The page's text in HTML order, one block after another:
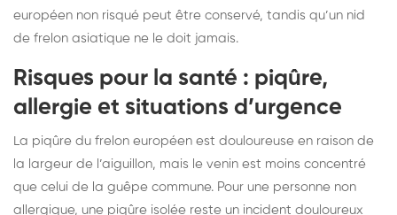
européen non risqué peut être conservé, tandis qu’un nid
de frelon asiatique ne le doit jamais.
Risques pour la santé : piqûre,
allergie et situations d’urgence
La piqûre du frelon européen est douloureuse en raison de
la largeur de l’aiguillon, mais le venin est moins concentré
que celui de la guêpe commune. Pour une personne non
allergique, une piqûre isolée reste un incident douloureux